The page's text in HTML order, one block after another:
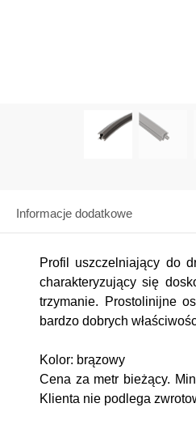
Informacje dodatkowe
Profil uszczelniający do
charakteryzujący się
trzymanie. Prostolinijne
bardzo dobrych
Kolor: brązowy
Cena za metr bieżący.
Klienta nie podlega